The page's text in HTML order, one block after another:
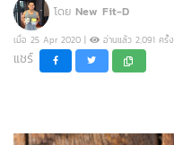
โดย New Fit-D
เมื่อ 25 Apr 2020 | อ่านแล้ว 2,091 ครั้ง
แชร์